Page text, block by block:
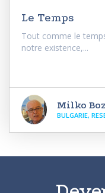
Le Temps
Tout comme le
notre existence,...
Milko
BULGARIE,